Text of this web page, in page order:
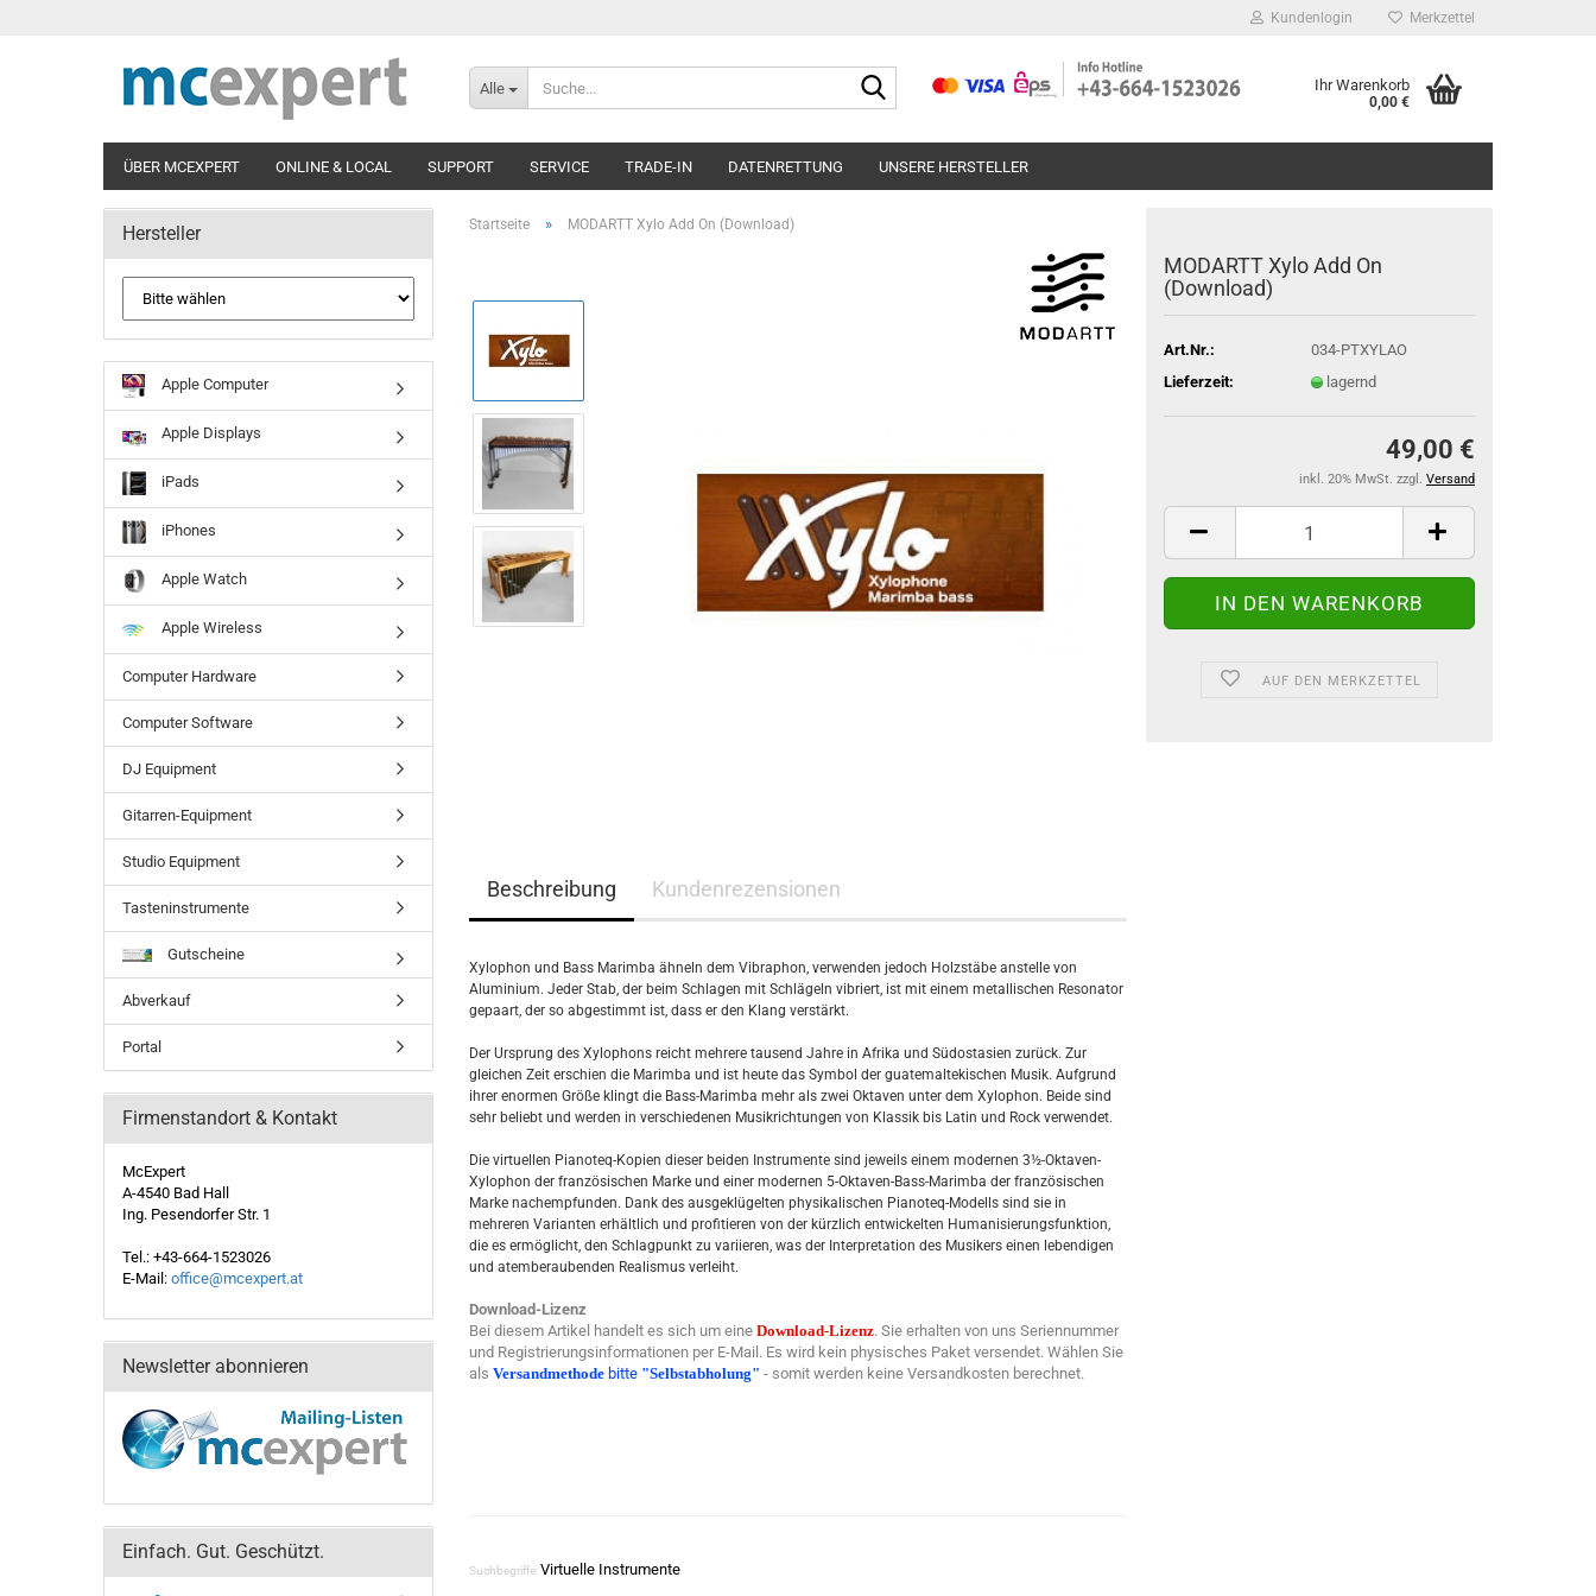
Kundenlogin Merkzettel
Alle
Suche...
Ihr Warenkorb
0,00 €
ÜBER MCEXPERT ONLINE & LOCAL SUPPORT SERVICE TRADE-IN DATENRETTUNG UNSERE HERSTELLER
Startseite » MODARTT Xylo Add On (Download)
MODARTT Xylo Add On
(Download)
Art.Nr.:
034-PTXYLAO
Lieferzeit:
lagernd
49,00 €
inkl. 20% MwSt. zzgl. Versand
AUF DEN MERKZETTEL
Beschreibung Kundenrezensionen
Xylophon und Bass Marimba ähneln dem Vibraphon, verwenden jedoch Holzstäbe anstelle von
Aluminium. Jeder Stab, der beim Schlagen mit Schlägeln vibriert, ist mit einem metallischen Resonator
gepaart, der so abgestimmt ist, dass er den Klang verstärkt.
Der Ursprung des Xylophons reicht mehrere tausend Jahre in Afrika und Südostasien zurück. Zur
gleichen Zeit erschien die Marimba und ist heute das Symbol der guatemaltekischen Musik. Aufgrund
ihrer enormen Größe klingt die Bass-Marimba mehr als zwei Oktaven unter dem Xylophon. Beide sind
sehr beliebt und werden in verschiedenen Musikrichtungen von Klassik bis Latin und Rock verwendet.
Die virtuellen Pianoteq-Kopien dieser beiden Instrumente sind jeweils einem modernen 3½-Oktaven-
Xylophon der französischen Marke und einer modernen 5-Oktaven-Bass-Marimba der französischen
Marke nachempfunden. Dank des ausgeklügelten physikalischen Pianoteq-Modells sind sie in
mehreren Varianten erhältlich und profitieren von der kürzlich entwickelten Humanisierungsfunktion,
die es ermöglicht, den Schlagpunkt zu variieren, was der Interpretation des Musikers einen lebendigen
und atemberaubenden Realismus verleiht.
Download-Lizenz
Bei diesem Artikel handelt es sich um eine Download-Lizenz. Sie erhalten von uns Seriennummer
und Registrierungsinformationen per E-Mail. Es wird kein physisches Paket versendet. Wählen Sie
als Versandmethodebitte "Selbstabholung" - somit werden keine Versandkosten berechnet.
Suchbegriffe:Virtuelle Instrumente
Hersteller
Apple Computer
Apple Displays
iPads
iPhones
Apple Watch
Apple Wireless
Computer Hardware
Computer Software
DJ Equipment
Gitarren-Equipment
Studio Equipment
Tasteninstrumente
Gutscheine
Abverkauf
Portal
Firmenstandort & Kontakt
McExpert
A-4540 Bad Hall
Ing. Pesendorfer Str. 1
Tel.: +43-664-1523026
E-Mail: office@mcexpert.at
Newsletter abonnieren
Einfach. Gut. Geschützt.